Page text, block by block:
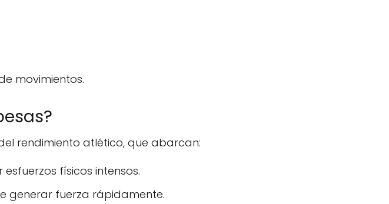
movimientos.
rendimiento atlético, que abarcan:
físicos intensos.
generar fuerza rápidamente.